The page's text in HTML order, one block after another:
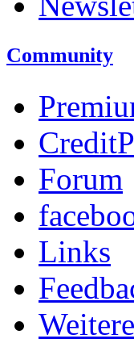
Community
Forum
Links